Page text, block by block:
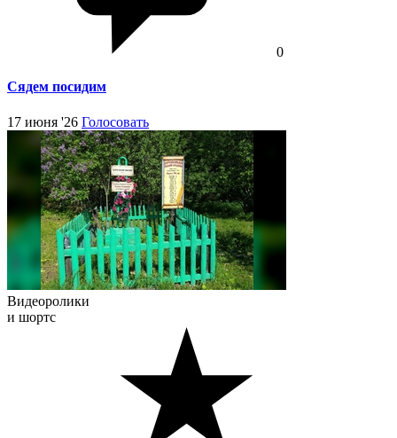
0
Сядем посидим
17 июня '26 Голосовать
Видеоролики
и шортс